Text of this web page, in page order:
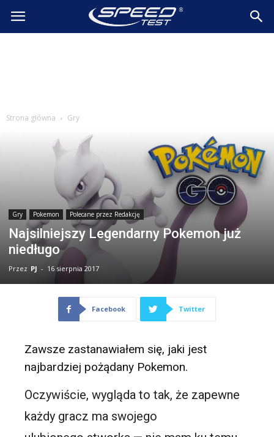
SpeedTest.pl
Strona główna Gry
Gry Pokemon Polecane przez Redakcję
Najsilniejszy Legendarny Pokemon już
niedługo
Przez PJ - 16 sierpnia 2017
Facebook Twitter
Zawsze zastanawiałem się, jaki jest
najbardziej pożądany Pokemon.
Oczywiście, wygląda to tak, że zapewne
każdy gracz ma swojego